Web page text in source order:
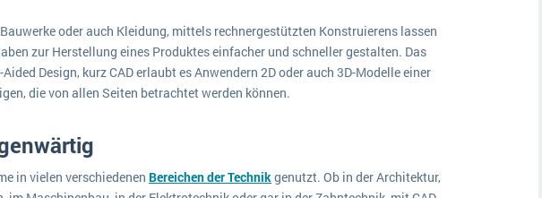
oder auch Kleidung, mittels rechnergestützten Konstruierens lassen
zur Herstellung eines Produktes einfacher und schneller gestalten. Das
Design, kurz CAD erlaubt es Anwendern 2D oder auch 3D-Modelle einer
die von allen Seiten betrachtet werden können.
in vielen verschiedenen Bereichen der Technikgenutzt. Ob in der Architektur,